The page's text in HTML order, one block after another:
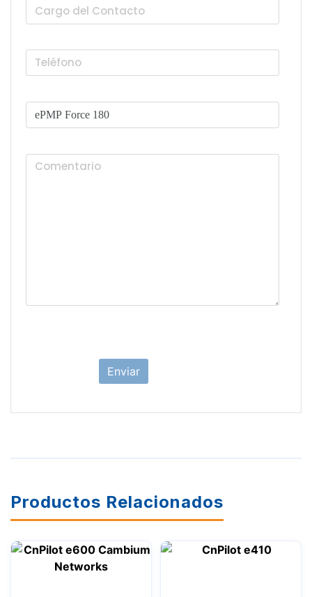
Productos Relacionados